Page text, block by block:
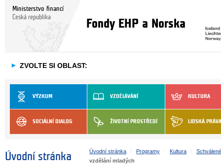
Ministerstvo financí
Česká republika
Fondy EHP a Norska
► ZVOLTE SI OBLAST:
VÝZKUM VZDĚLÁVÁNÍ KULTURA
SOCIÁLNÍ DIALOG ŽIVOTNÍ PROSTŘEDÍ LIDSKÁ PRÁVA
Úvodní stránka
Úvodní stránka Programy Kultura
vzdělání mladých